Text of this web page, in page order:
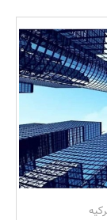
بیمه و سرمایه
و ساختمان